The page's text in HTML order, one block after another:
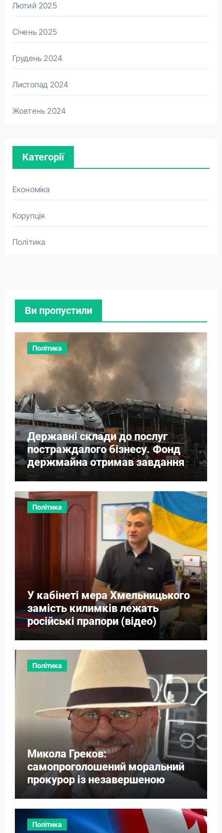
Лютий 2025
Січень 2025
Грудень 2024
Листопад 2024
Жовтень 2024
Категорії
Економіка
Корупція
Політика
Ви пропустили
Політика
Державні склади до послуг
постраждалого бізнесу. Фонд
держмайна отримав завдання
від прем’єра
Політика
У кабінеті мера Хмельницького
замість килимків лежать
російські прапори (відео)
Політика
Микола Греков:
самопроголошений моральний
прокурор із незавершеною
власною справою
Політика